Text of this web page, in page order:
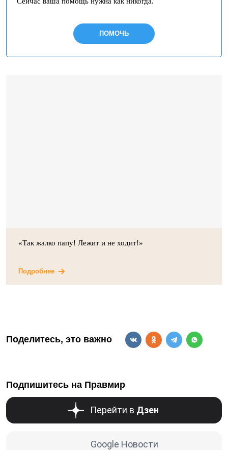
ПОМОЧЬ
«Так жалко папу! Лежит и не ходит!»
Подробнее
Поделитесь, это важно
Подпишитесь на Правмир
Перейти в Дзен
Google Новости